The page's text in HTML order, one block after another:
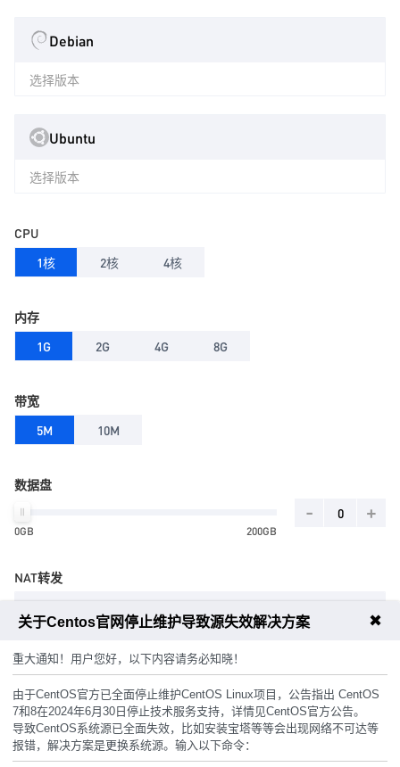
Debian
选择版本
Ubuntu
选择版本
CPU
1核
2核 4核
内存
1G
2G 4G 8G
带宽
5M
10M
数据盘
0GB 200GB
- +
NAT转发
主机密码
随机生成
关于Centos官网停止维护导致源失效解决方案 ✖
重大通知！用户您好，以下内容请务必知晓！
由于CentOS官方已全面停止维护CentOS Linux项目，公告指出 CentOS
7和8在2024年6月30日停止技术服务支持，详情见CentOS官方公告。
导致CentOS系统源已全面失效，比如安装宝塔等等会出现网络不可达等
报错，解决方案是更换系统源。输入以下命令：